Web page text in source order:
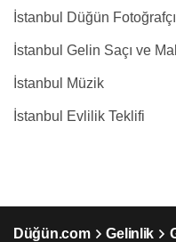
İstanbul Düğün
İstanbul Gelin Saçı ve
İstanbul Müzik
İstanbul Evlilik Teklifi
Düğün.com Gelinlik